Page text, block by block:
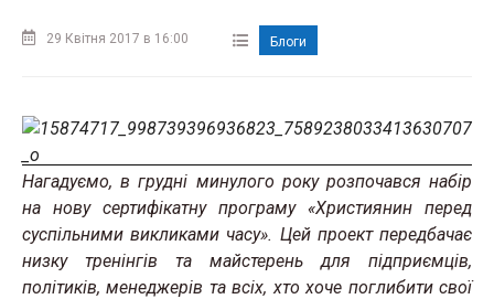
29 Квітня 2017 в 16:00 Блоги
Нагадуємо, в грудні минулого року розпочався набір
на нову сертифікатну програму «Християнин перед
суспільними викликами часу». Цей проект передбачає
низку тренінгів та майстерень для підприємців,
політиків, менеджерів та всіх, хто хоче поглибити свої